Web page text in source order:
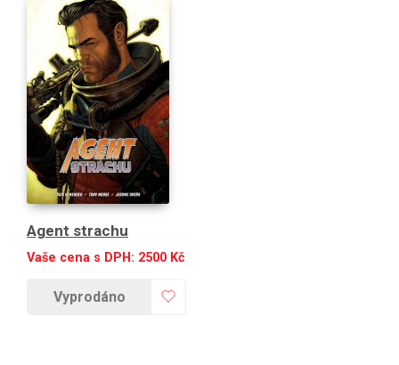
Agent strachu
Vaše cena s DPH: 2500 Kč
Vyprodáno